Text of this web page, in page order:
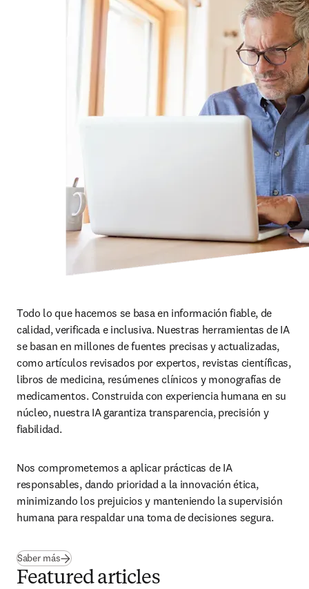
Todo lo que hacemos se basa en información fiable, de
calidad, verificada e inclusiva. Nuestras herramientas de IA
se basan en millones de fuentes precisas y actualizadas,
como artículos revisados por expertos, revistas científicas,
libros de medicina, resúmenes clínicos y monografías de
medicamentos. Construida con experiencia humana en su
núcleo, nuestra IA garantiza transparencia, precisión y
fiabilidad.
Nos comprometemos a aplicar prácticas de IA
responsables, dando prioridad a la innovación ética,
minimizando los prejuicios y manteniendo la supervisión
humana para respaldar una toma de decisiones segura.
Saber más
Featured articles